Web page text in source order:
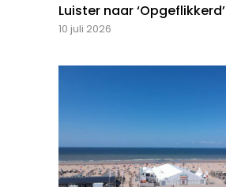
Luister naar ‘Opgeflikkerd’
10 juli 2026